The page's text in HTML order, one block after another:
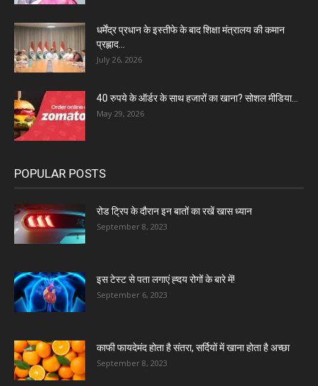
धर्मेंद्र प्रधान के इस्तीफे के बाद शिक्षा मंत्रालय की कमान
प्रह्लाद...
July 26, 2026
40 रुपये के ऑर्डर के साथ हजारों का खाना? सोशल मीडिया...
May 29, 2026
POPULAR POSTS
रोड ट्रिप के दौरान इन बातों का रखें खास ध्यान
September 8, 2023
इस टेस्ट से पता लगाएं ह्दय रोगों के बारे में!
September 6, 2023
काफी फायदेमंद होता है संतरा, सर्दियों में खाना होता है अच्छा
September 8, 2023